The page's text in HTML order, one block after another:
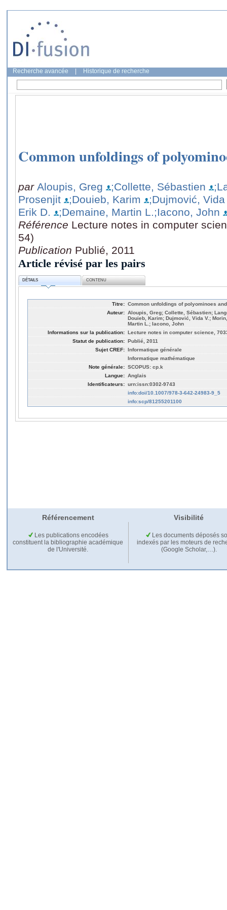
Recherche avancée Historique de recherche
Common unfoldings of
par Aloupis, Greg ;Collette, Sébastien
Prosenjit
;Douieb, Karim
;Dujmović, Vida
Erik D.
;Demaine, Martin L.;Iacono, John
Référence Lecture notes in computer
54)
Publication Publié, 2011
Article révisé par les pairs
DÉTAILS CONTENU
Titre: Common unfoldings of polyominoes
Auteur: Aloupis, Greg; Collette, Sébastien;
Douieb, Karim; Dujmović, Vida V.;
Martin L.; Iacono, John
Informations sur la publication: Lecture notes in computer science,
Statut de publication: Publié, 2011
Sujet CREF: Informatique générale
Informatique mathématique
Note générale: SCOPUS: cp.k
Langue: Anglais
Identificateurs: urn:issn:0302-9743
info:doi/10.1007/978-3-642-24983-9_5
info:scp/81255201100
Référencement Visibilité
Les publications encodées
constituent la bibliographie académique
de l'Université.
Les documents déposés
indexés par les moteurs de
(Google Scholar,…).